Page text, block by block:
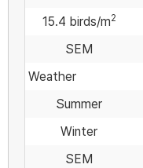
15.4 birds/m2
SEM
Weather
Summer
Winter
SEM